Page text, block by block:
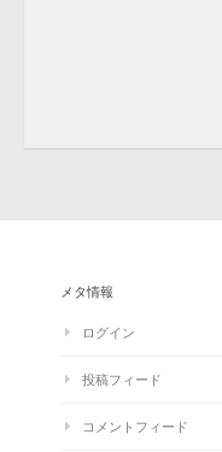
メタ情報
ログイン
投稿フィード
コメントフィード